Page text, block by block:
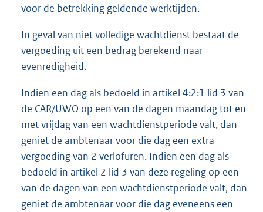
voor de betrekking geldende werktijden.
In geval van niet volledige wachtdienst bestaat de
vergoeding uit een bedrag berekend naar
evenredigheid.
Indien een dag als bedoeld in artikel 4:2:1 lid 3 van
de CAR/UWO op een van de dagen maandag tot en
met vrijdag van een wachtdienstperiode valt, dan
geniet de ambtenaar voor die dag een extra
vergoeding van 2 verlofuren. Indien een dag als
bedoeld in artikel 2 lid 3 van deze regeling op een
van de dagen van een wachtdienstperiode valt, dan
geniet de ambtenaar voor die dag eveneens een